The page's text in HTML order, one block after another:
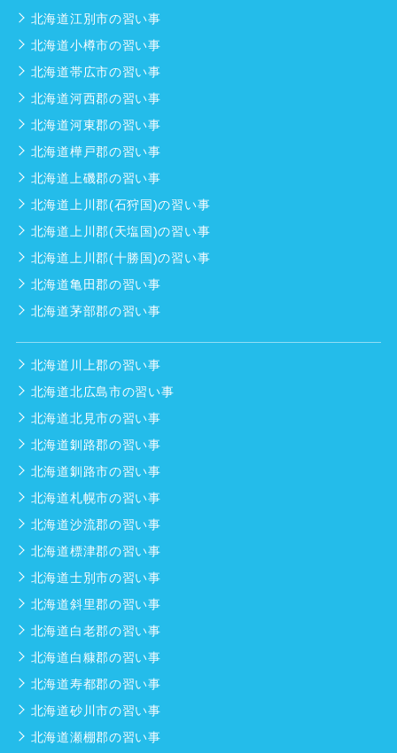
北海道江別市の習い事
北海道小樽市の習い事
北海道帯広市の習い事
北海道河西郡の習い事
北海道河東郡の習い事
北海道樺戸郡の習い事
北海道上磯郡の習い事
北海道上川郡(石狩国)の習い事
北海道上川郡(天塩国)の習い事
北海道上川郡(十勝国)の習い事
北海道亀田郡の習い事
北海道茅部郡の習い事
北海道川上郡の習い事
北海道北広島市の習い事
北海道北見市の習い事
北海道釧路郡の習い事
北海道釧路市の習い事
北海道札幌市の習い事
北海道沙流郡の習い事
北海道標津郡の習い事
北海道士別市の習い事
北海道斜里郡の習い事
北海道白老郡の習い事
北海道白糠郡の習い事
北海道寿都郡の習い事
北海道砂川市の習い事
北海道瀬棚郡の習い事